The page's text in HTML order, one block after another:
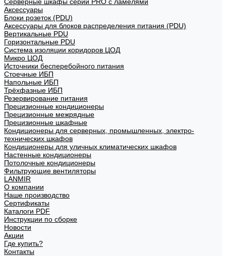
Аксессуары
Блоки розеток (PDU)
Аксессуары для блоков распределения питания (PDU)
Вертикальные PDU
Горизонтальные PDU
Система изоляции коридоров ЦОД
Микро ЦОД
Источники бесперебойного питания
Стоечные ИБП
Напольные ИБП
Трёхфазные ИБП
Резервирование питания
Прецизионные кондиционеры
Прецизионные межрядные
Прецизионные шкафные
Кондиционеры для серверных, промышленных, электро-
технических шкафов
Кондиционеры для уличных климатических шкафов
Настенные кондиционеры
Потолочные кондиционеры
Фильтрующие вентиляторы
LANMIR
О компании
Наше производство
Сертификаты
Каталоги PDF
Инструкции по сборке
Новости
Акции
Где купить?
Контакты